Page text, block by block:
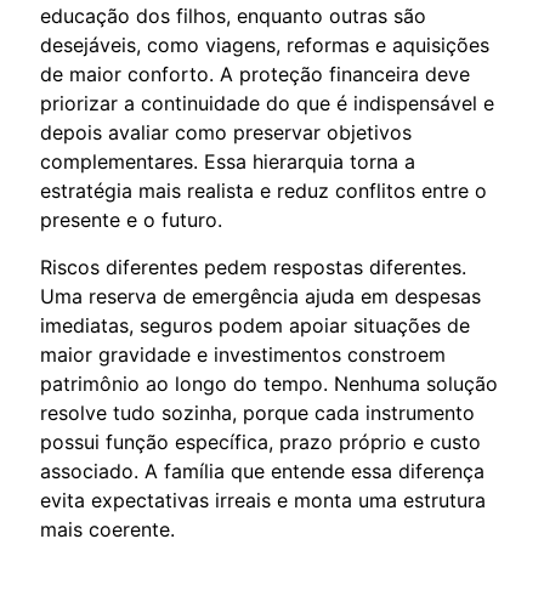
educação dos filhos, enquanto outras são
desejáveis, como viagens, reformas e aquisições
de maior conforto. A proteção financeira deve
priorizar a continuidade do que é indispensável e
depois avaliar como preservar objetivos
complementares. Essa hierarquia torna a
estratégia mais realista e reduz conflitos entre o
presente e o futuro.
Riscos diferentes pedem respostas diferentes.
Uma reserva de emergência ajuda em despesas
imediatas, seguros podem apoiar situações de
maior gravidade e investimentos constroem
patrimônio ao longo do tempo. Nenhuma solução
resolve tudo sozinha, porque cada instrumento
possui função específica, prazo próprio e custo
associado. A família que entende essa diferença
evita expectativas irreais e monta uma estrutura
mais coerente.